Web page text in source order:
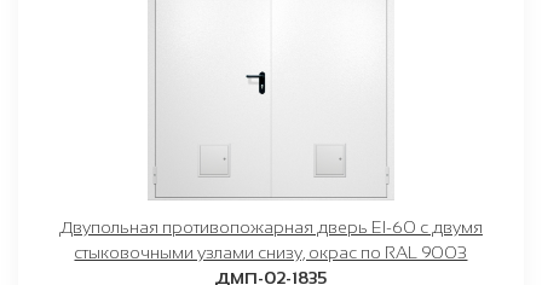
Двупольная противопожарная дверь EI-60 с двумя
стыковочными узлами снизу, окрас по RAL 9003
ДМП-02-1835